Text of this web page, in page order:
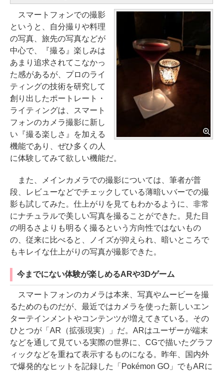
スマートフォンでの撮影
というと、自分撮りや料理
の写真、旅先の写真などが
中心で、『撮る』楽しみは
あまり追求されてこなかっ
た感があるが、プロのライ
ティングの技術を研究して
創り出したポートレート・
ライティングは、スマート
フォンのカメラ撮影に新し
い『撮る楽しさ』を加える
機能であり、ぜひ多くの人
に体験してみて欲しい機能だ。
また、メインカメラでの撮影については、筆者が普
段、レビューなどでチェックしている薄暗いバーでの撮
影も試してみた。仕上がりを見てもわかるように、非常
にナチュラルで美しい写真を撮ることができた。見た目
の明るさよりも明るく撮るという方向性ではないもの
の、従来に比べると、ノイズが抑えられ、暗いところで
もキレイな仕上がりの写真が撮影できた。
今までにない体験が楽しめるARや3Dゲーム
スマートフォンのカメラは本来、写真やムービーを撮
るためのものだが、最近ではカメラを使った新しいエン
ターテインメントやコンテンツが増えてきている。その
ひとつが「AR（拡張現実）」だ。ARはユーザーが端末
などを通して見ている実際の世界に、CGで描いたグラフ
ィックなどを重ねて表示するものになる。昨年、国内外
で爆発的なヒットを記録した「Pokémon GO」でもARに